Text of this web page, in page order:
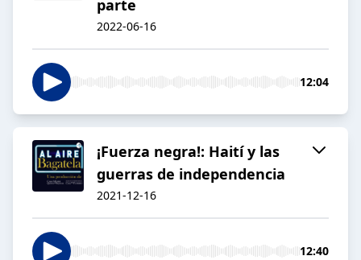
parte
2022-06-16
12:04
¡Fuerza negra!: Haití y las
guerras de independencia
2021-12-16
12:40